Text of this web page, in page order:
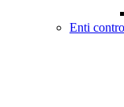
Enti